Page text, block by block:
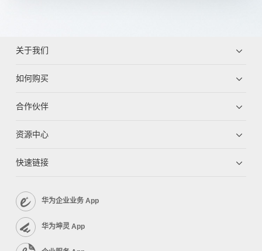
关于我们
如何购买
合作伙伴
资源中心
快速链接
华为企业业务 App
华为坤灵 App